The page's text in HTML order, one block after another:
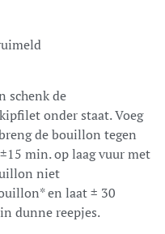
schenk de
onder staat. Voeg
de bouillon tegen
min. op laag vuur met
niet
en laat ± 30
dunne reepjes.